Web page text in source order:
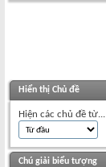
Hiển thị Chủ đề
Hiện các chủ đề từ...
Chú giải biểu tượng